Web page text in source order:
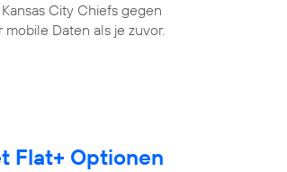
City Chiefs gegen
Daten als je zuvor.
Flat+ Optionen